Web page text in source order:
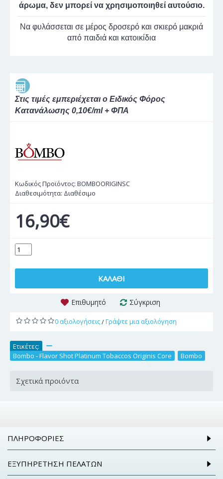
άρωμα, δεν μπορεί να χρησιμοποιηθεί αυτούσιο.
Να φυλάσσεται σε μέρος δροσερό και σκιερό μακριά
από παιδιά και κατοικίδια
Στις τιμές εμπεριέχεται ο Ειδικός Φόρος
Κατανάλωσης 0,10€/ml + ΦΠΑ
Κωδικός Προϊόντος: BOMBOORIGINSC
Διαθεσιμότητα: Διαθέσιμο
16,90€
ΚΑΛΆΘΙ
Επιθυμητό Σύγκριση
0 αξιολογήσεις/Γράψτε μια αξιολόγηση
Ετικέτες:
Bombo - Flavor Shot Platinum Tobaccos Originis Core
Bombo
Σχετικά προιόντα
ΠΛΗΡΟΦΟΡΊΕΣ
ΕΞΥΠΗΡΈΤΗΣΗ ΠΕΛΑΤΏΝ